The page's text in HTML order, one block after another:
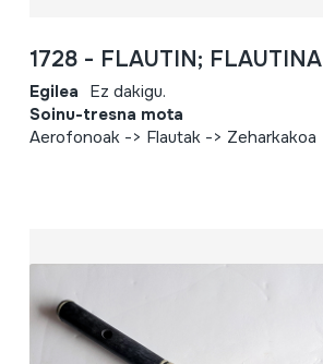
1728 - FLAUTIN; FLAUTINA
Egilea Ez dakigu.
Soinu-tresna mota
Aerofonoak -> Flautak -> Zeharkakoa